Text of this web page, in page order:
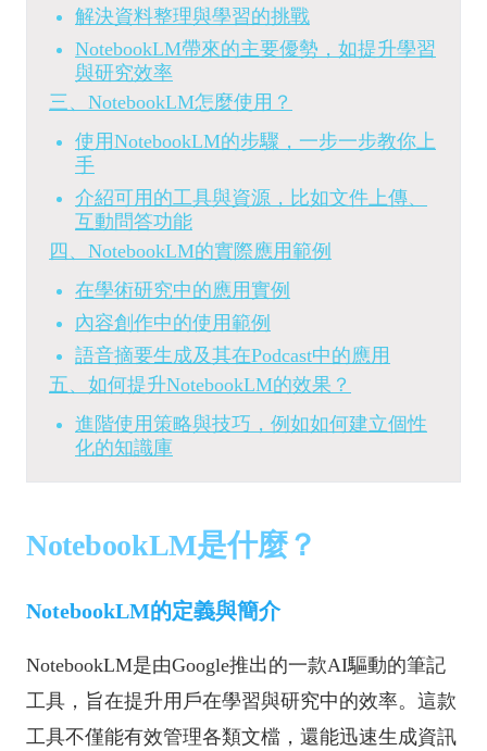
解決資料整理與學習的挑戰
NotebookLM帶來的主要優勢，如提升學習
與研究效率
三、NotebookLM怎麼使用？
使用NotebookLM的步驟，一步一步教你上
手
介紹可用的工具與資源，比如文件上傳、
互動問答功能
四、NotebookLM的實際應用範例
在學術研究中的應用實例
內容創作中的使用範例
語音摘要生成及其在Podcast中的應用
五、如何提升NotebookLM的效果？
進階使用策略與技巧，例如如何建立個性
化的知識庫
NotebookLM是什麼？
NotebookLM的定義與簡介
NotebookLM是由Google推出的一款AI驅動的筆記
工具，旨在提升用戶在學習與研究中的效率。這款
工具不僅能有效管理各類文檔，還能迅速生成資訊